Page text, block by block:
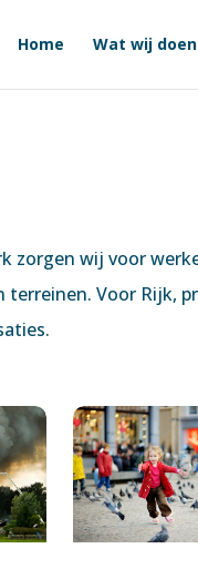
Home Wat wij doen
zorgen wij voor
Voor Rijk,